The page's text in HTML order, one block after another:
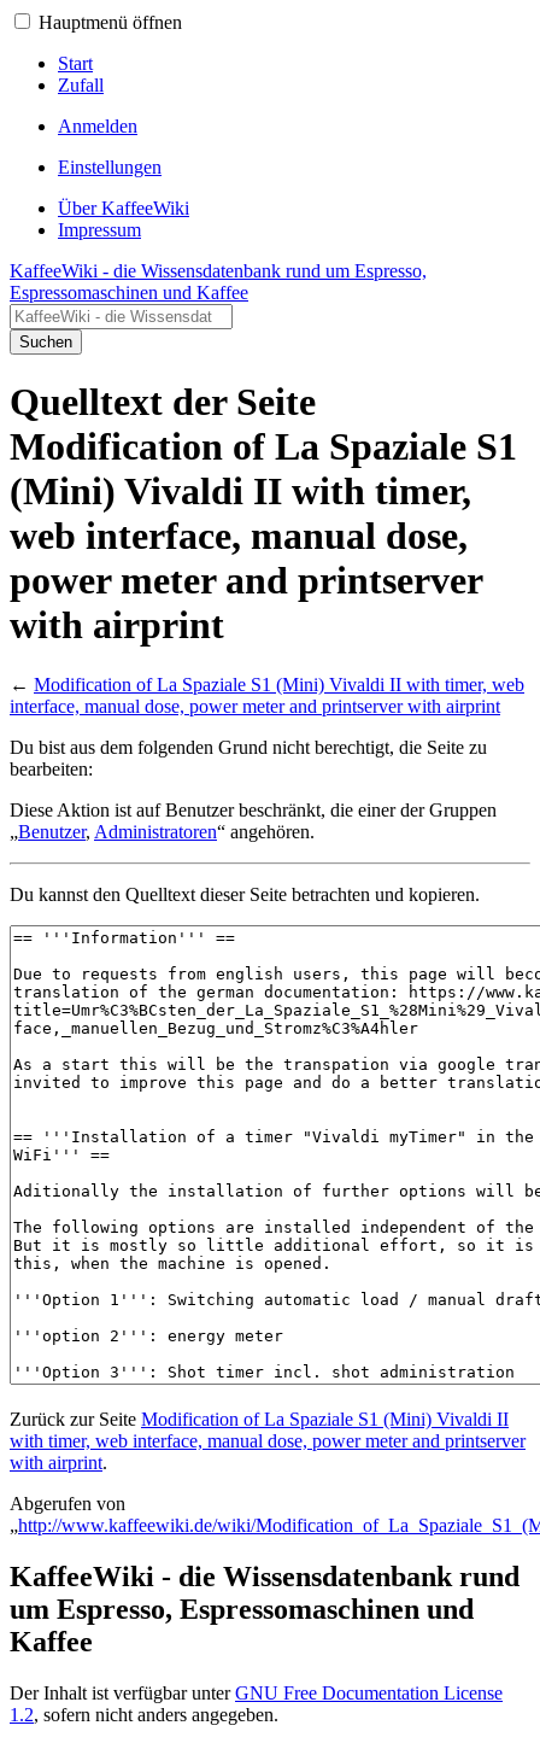
Hauptmenü öffnen
Start
Zufall
Anmelden
Einstellungen
Über KaffeeWiki
Impressum
KaffeeWiki - die Wissensdatenbank rund um Espresso,
Espressomaschinen und Kaffee
Suchen
Quelltext der Seite
Modification of La Spaziale S1
(Mini) Vivaldi II with timer,
web interface, manual dose,
power meter and printserver
with airprint
← Modification of La Spaziale S1 (Mini) Vivaldi II with timer, web
interface, manual dose, power meter and printserver with airprint
Du bist aus dem folgenden Grund nicht berechtigt, die Seite zu
bearbeiten:
Diese Aktion ist auf Benutzer beschränkt, die einer der Gruppen
„Benutzer, Administratoren“ angehören.
Du kannst den Quelltext dieser Seite betrachten und kopieren.
Zurück zur Seite Modification of La Spaziale S1 (Mini) Vivaldi II
with timer, web interface, manual dose, power meter and printserver
with airprint.
Abgerufen von
„http://www.kaffeewiki.de/wiki/
KaffeeWiki - die Wissensdatenbank rund
um Espresso, Espressomaschinen und
Kaffee
Der Inhalt ist verfügbar unterGNU Free Documentation License
1.2, sofern nicht anders angegeben.